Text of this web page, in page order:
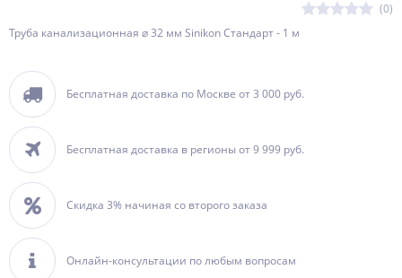
(0)
Труба канализационная ⌀ 32 мм Sinikon Стандарт - 1 м
Бесплатная доставка по Москве от 3 000 руб.
Бесплатная доставка в регионы от 9 999 руб.
Скидка 3% начиная со второго заказа
Онлайн-консультации по любым вопросам